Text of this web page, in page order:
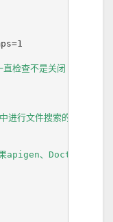
检查不是关闭
行文件搜索的优化
apigen、Doctrine、